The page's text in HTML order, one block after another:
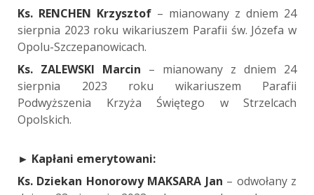
Ks. RENCHEN Krzysztof – mianowany z dniem 24
sierpnia 2023 roku wikariuszem Parafii św. Józefa w
Opolu-Szczepanowicach.
Ks. ZALEWSKI Marcin – mianowany z dniem 24
sierpnia 2023 roku wikariuszem Parafii
Podwyższenia Krzyża Świętego w Strzelcach
Opolskich.
► Kapłani emerytowani:
Ks. Dziekan Honorowy MAKSARA Jan – odwołany z